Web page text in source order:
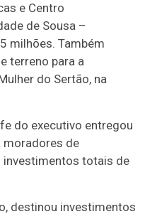
e Centro
de Sousa –
milhões. Também
terreno para a
do Sertão, na
do executivo entregou
moradores de
investimentos totais de
destinou investimentos